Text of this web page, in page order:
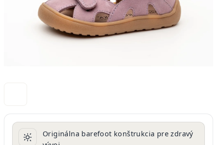
Originálna barefoot konštrukcia pre zdravý